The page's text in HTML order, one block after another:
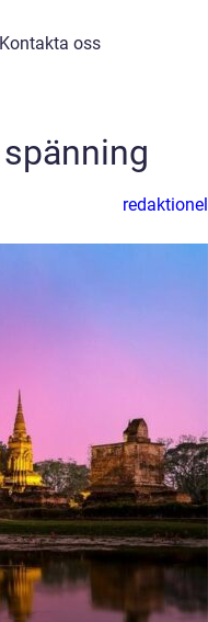
Kontakta oss
redaktionel